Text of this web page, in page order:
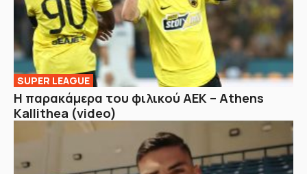
SUPER LEAGUE
Η παρακάμερα του φιλικού ΑΕΚ – Athens
Kallithea (video)